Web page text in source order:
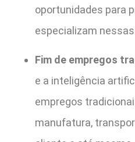
oportunidades para
especializam
Fim de empregos
e a inteligência
empregos
manufatura,